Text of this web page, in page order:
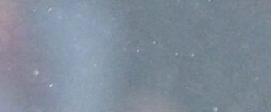
Scaglione lascia il Genoa, il Borussia
Dortmund continua a puntare sui